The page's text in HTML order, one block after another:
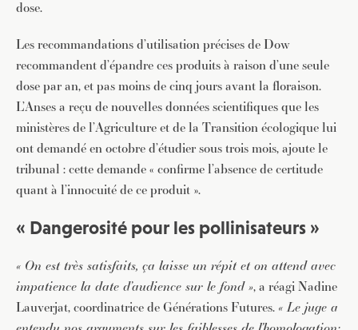
dose.
Les recommandations d’utilisation précises de Dow
recommandent d’épandre ces produits à raison d’une seule
dose par an, et pas moins de cinq jours avant la floraison.
L’Anses a reçu de nouvelles données scientifiques que les
ministères de l’Agriculture et de la Transition écologique lui
ont demandé en octobre d’étudier sous trois mois, ajoute le
tribunal : cette demande « confirme l’absence de certitude
quant à l’innocuité de ce produit ».
« Dangerosité pour les pollinisateurs »
« On est très satisfaits, ça laisse un répit et on attend avec
impatience la date d’audience sur le fond », a réagi Nadine
Lauverjat, coordinatrice de Générations Futures. « Le juge a